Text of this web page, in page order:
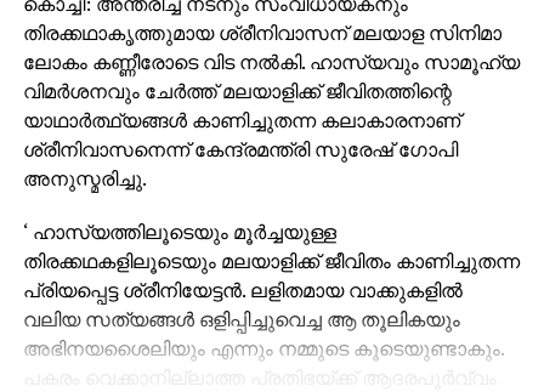
മറിച്ചത്.പക്ഷേ, എതിര്‍ ടീമുകളുടെ ഗ്രൗണ്ടില്‍ ഗോവ
ശക്തമായ വെല്ലുവിളിയാണ് ഉയര്‍ത്തിയട്ടുള്ളത്.
ഡല്‍ഹിയാകട്ടെ എവേ മത്സരങ്ങളില്‍ കാര്യമായ വീറ്
ഇതുവരെ കാട്ടിയട്ടില്ല. ഗോവ നേടിയ 11 പോയിന്റില്‍
ഏഴ് പോയിന്റും എതിരാളികളുടെ ഗ്രൗണ്ടില്‍ നിന്നും
സ്വന്തമാക്കിയതാണ്.
എന്തായാലും ഈ മത്സരം തീര്‍ത്തും
വ്യത്യസ്തമായിരിക്കുമെന്നു സീക്കോ
പ്രവചിച്ചുകഴിഞ്ഞു. നൂറുശതമാനവും ഫിറ്റ് ആയ
കളിക്കാരെ മാത്രമെ ഇന്ന് ഇറക്കുവെന്ന്.
RELATED TOPICS:
തിരക്കഥാകൃത്തുമായ ശ്രീനിവാസന് മലയാള സിനിമാ
ലോകം കണ്ണീരോടെ വിട നല്‍കി. ഹാസ്യവും സാമൂഹ്യ
വിമര്‍ശനവും ചേര്‍ത്ത് മലയാളിക്ക് ജീവിതത്തിന്റെ
യാഥാര്‍ത്ഥ്യങ്ങള്‍ കാണിച്ചുതന്ന കലാകാരനാണ്
ശ്രീനിവാസനെന്ന് കേന്ദ്രമന്ത്രി സുരേഷ് ഗോപി
അനുസ്മരിച്ചു.
‘ ഹാസ്യത്തിലൂടെയും മൂര്‍ച്ചയുള്ള
തിരക്കഥകളിലൂടെയും മലയാളിക്ക് ജീവിതം കാണിച്ചുതന്ന
പ്രിയപ്പെട്ട ശ്രീനിയേട്ടന്‍. ലളിതമായ വാക്കുകളില്‍
വലിയ സത്യങ്ങള്‍ ഒളിപ്പിച്ചുവെച്ച ആ തൂലികയും
അഭിനയശൈലിയും എന്നും നമ്മുടെ കൂടെയുണ്ടാകും.
പകരം വെക്കാനില്ലാത്ത പ്രതിഭയ്ക്ക് ആദരപൂര്‍വ്വം